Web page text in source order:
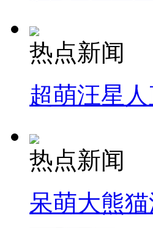
热点新闻
超萌汪星
热点新闻
呆萌大熊